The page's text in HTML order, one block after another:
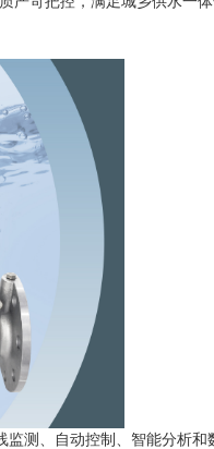
测、自动控制、智能分析和